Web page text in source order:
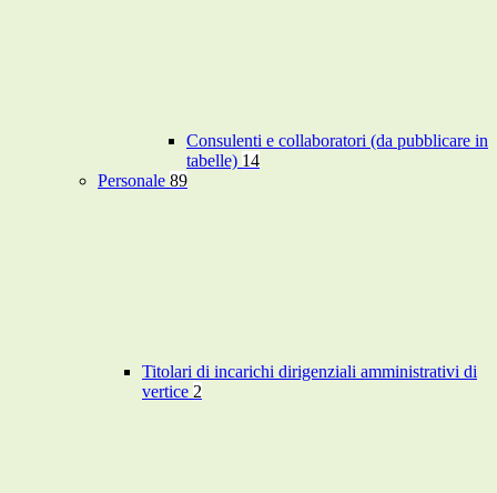
Consulenti e collaboratori (da pubblicare in
tabelle) 14
Personale 89
Titolari di incarichi dirigenziali amministrativi di
vertice 2